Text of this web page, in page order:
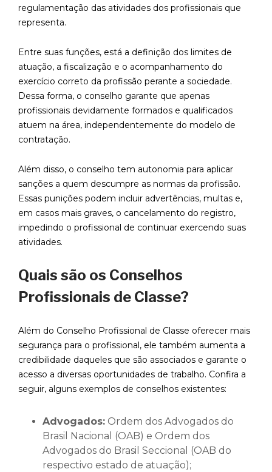
regulamentação das atividades dos profissionais que
representa.
Entre suas funções, está a definição dos limites de
atuação, a fiscalização e o acompanhamento do
exercício correto da profissão perante a sociedade.
Dessa forma, o conselho garante que apenas
profissionais devidamente formados e qualificados
atuem na área, independentemente do modelo de
contratação.
Além disso, o conselho tem autonomia para aplicar
sanções a quem descumpre as normas da profissão.
Essas punições podem incluir advertências, multas e,
em casos mais graves, o cancelamento do registro,
impedindo o profissional de continuar exercendo suas
atividades.
Quais são os Conselhos
Profissionais de Classe?
Além do Conselho Profissional de Classe oferecer mais
segurança para o profissional, ele também aumenta a
credibilidade daqueles que são associados e garante o
acesso a diversas oportunidades de trabalho. Confira a
seguir, alguns exemplos de conselhos existentes:
Advogados: Ordem dos Advogados do
Brasil Nacional (OAB) e Ordem dos
Advogados do Brasil Seccional (OAB do
respectivo estado de atuação);